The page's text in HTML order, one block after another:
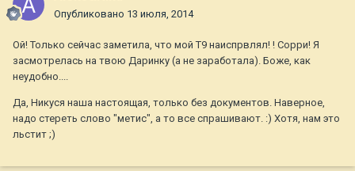
Опубликовано 13 июля, 2014
Ой! Только сейчас заметила, что мой Т9 наиспрвлял! ! Сорри! Я
засмотрелась на твою Даринку (а не заработала). Боже, как
неудобно....
Да, Никуся наша настоящая, только без документов. Наверное,
надо стереть слово "метис", а то все спрашивают. :) Хотя, нам это
льстит ;)